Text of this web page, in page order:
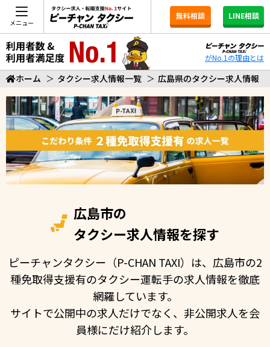
メニュー
無料相談 LINE相談
がNo.1の理由とは
ホーム ＞ タクシー求人情報一覧 ＞ 広島県のタクシー求人情報
広島市の
タクシー求人情報を探す
ピーチャンタクシー（P-CHAN TAXI）は、広島市の2
種免取得支援有のタクシー運転手の求人情報を徹底
網羅しています。
サイトで公開中の求人だけでなく、非公開求人を会
員様にだけ紹介します。